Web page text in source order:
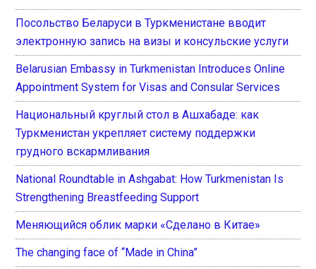
Посольство Беларуси в Туркменистане вводит
электронную запись на визы и консульские услуги
Belarusian Embassy in Turkmenistan Introduces Online
Appointment System for Visas and Consular Services
Национальный круглый стол в Ашхабаде: как
Туркменистан укрепляет систему поддержки
грудного вскармливания
National Roundtable in Ashgabat: How Turkmenistan Is
Strengthening Breastfeeding Support
Меняющийся облик марки «Сделано в Китае»
The changing face of “Made in China”